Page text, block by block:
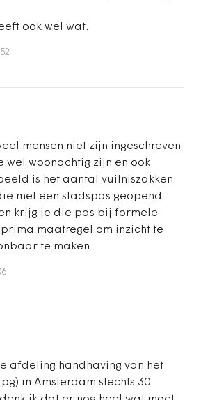
ook wel wat.
mensen niet zijn ingeschreven
wel woonachtig zijn en ook
is het aantal vuilniszakken
met een stadspas geopend
krijg je die pas bij formele
prima maatregel om inzicht te
te maken.
afdeling handhaving van het
in Amsterdam slechts 30